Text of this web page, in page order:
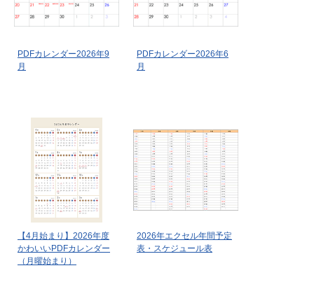
PDFカレンダー2026年9
月
PDFカレンダー2026年6
月
【4月始まり】2026年度
かわいいPDFカレンダー
（月曜始まり）
2026年エクセル年間予定
表・スケジュール表